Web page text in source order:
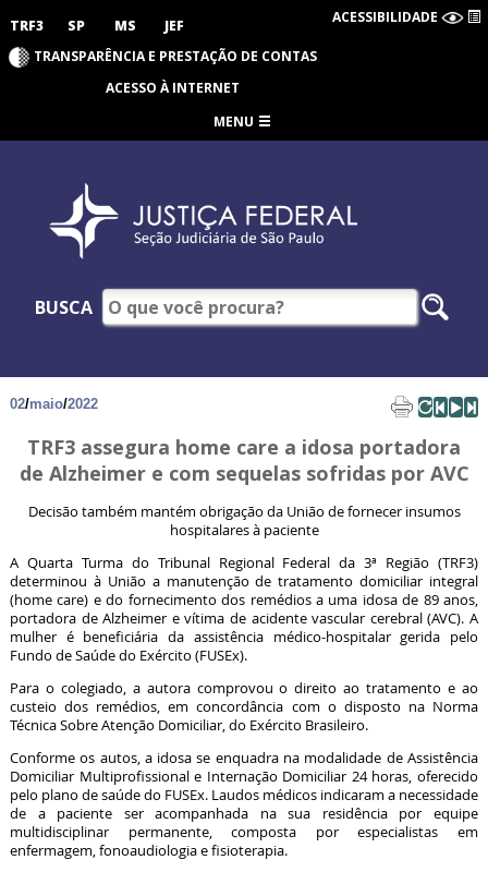
TRF3 SP MS JEF ACESSIBILIDADE
TRANSPARÊNCIA E PRESTAÇÃO DE CONTAS
ACESSO À INTERNET
MENU
BUSCA
02/maio/2022
TRF3 assegura home care a idosa portadora
de Alzheimer e com sequelas sofridas por AVC
Decisão também mantém obrigação da União de fornecer insumos
hospitalares à paciente
A Quarta Turma do Tribunal Regional Federal da 3ª Região (TRF3)
determinou à União a manutenção de tratamento domiciliar integral
(home care) e do fornecimento dos remédios a uma idosa de 89 anos,
portadora de Alzheimer e vítima de acidente vascular cerebral (AVC). A
mulher é beneficiária da assistência médico-hospitalar gerida pelo
Fundo de Saúde do Exército (FUSEx).
Para o colegiado, a autora comprovou o direito ao tratamento e ao
custeio dos remédios, em concordância com o disposto na Norma
Técnica Sobre Atenção Domiciliar, do Exército Brasileiro.
Conforme os autos, a idosa se enquadra na modalidade de Assistência
Domiciliar Multiprofissional e Internação Domiciliar 24 horas, oferecido
pelo plano de saúde do FUSEx. Laudos médicos indicaram a necessidade
de a paciente ser acompanhada na sua residência por equipe
multidisciplinar permanente, composta por especialistas em
enfermagem, fonoaudiologia e fisioterapia.